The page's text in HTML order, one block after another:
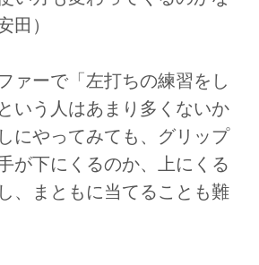
田）
ァーで「左打ちの練習をし
いう人はあまり多くないか
にやってみても、グリップ
が下にくるのか、上にくる
、まともに当てることも難